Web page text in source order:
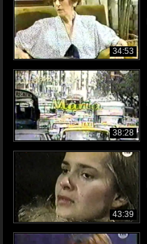
34:53
38:28
43:39